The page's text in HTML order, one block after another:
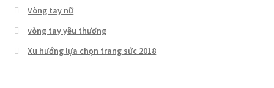
Vòng tay nữ
vòng tay yêu thương
Xu hướng lựa chọn trang sức 2018